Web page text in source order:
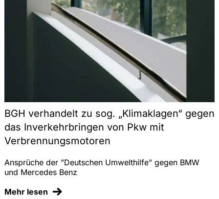
BGH verhandelt zu sog. „Klimaklagen“ gegen
das Inverkehrbringen von Pkw mit
Verbrennungsmotoren
Ansprüche der "Deutschen Umwelthilfe" gegen BMW
und Mercedes Benz
Mehr lesen